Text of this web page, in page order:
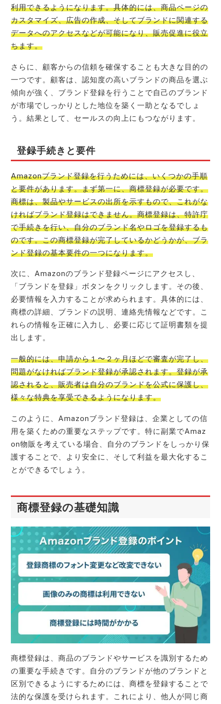
利用できるようになります。具体的には、商品ページの
カスタマイズ、広告の作成、そしてブランドに関連する
データへのアクセスなどが可能になり、販売促進に役立
ちます。
さらに、顧客からの信頼を確保することも大きな目的の
一つです。顧客は、認知度の高いブランドの商品を選ぶ
傾向が強く、ブランド登録を行うことで自己のブランド
が市場でしっかりとした地位を築く一助となるでしょ
う。結果として、セールスの向上にもつながります。
登録手続きと要件
Amazonブランド登録を行うためには、いくつかの手順
と要件があります。まず第一に、商標登録が必要です。
商標は、製品やサービスの出所を示すもので、これがな
ければブランド登録はできません。商標登録は、特許庁
で手続きを行い、自分のブランド名やロゴを登録するも
のです。この商標登録が完了しているかどうかが、ブラ
ンド登録の基本要件の一つになります。
次に、Amazonのブランド登録ページにアクセスし、
「ブランドを登録」ボタンをクリックします。その後、
必要情報を入力することが求められます。具体的には、
商標の詳細、ブランドの説明、連絡先情報などです。こ
れらの情報を正確に入力し、必要に応じて証明書類を提
出します。
一般的には、申請から１〜２ヶ月ほどで審査が完了し、
問題がなければブランド登録が承認されます。登録が承
認されると、販売者は自分のブランドを公式に保護し、
様々な特典を享受できるようになります。
このように、Amazonブランド登録は、企業としての信
用を築くための重要なステップです。特に副業でAmaz
on物販を考えている場合、自分のブランドをしっかり保
護することで、より安全に、そして利益を最大化するこ
とができるでしょう。
商標登録の基礎知識
商標登録は、商品のブランドやサービスを識別するため
の重要な手続きです。自分のブランドが他のブランドと
区別できるようにするためには、商標を登録することで
法的な保護を受けられます。これにより、他人が同じ商